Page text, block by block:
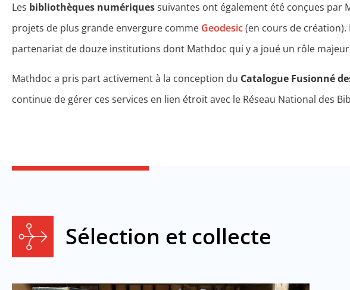
Les bibliothèques numériquessuivantes ont également été conçues par
projets de plus grande envergure comme Geodesic(en cours de création).
partenariat de douze institutions dont Mathdoc qui y a joué un rôle
Mathdoc a pris part activement à la conception du Catalogue Fusionné
continue de gérer ces services en lien étroit avec le Réseau National des
Sélection et collecte